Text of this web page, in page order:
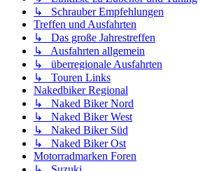
↳ Schrauber Empfehlungen
Treffen und Ausfahrten
↳ Das große Jahrestreffen
↳ Ausfahrten allgemein
↳ überregionale Ausfahrten
↳ Touren Links
Nakedbiker Regional
↳ Naked Biker Nord
↳ Naked Biker West
↳ Naked Biker Süd
↳ Naked Biker Ost
Motorradmarken Foren